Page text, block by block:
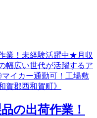
の出荷作業！